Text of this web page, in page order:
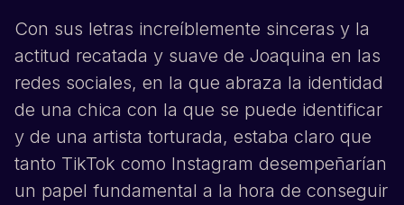
Con sus letras increíblemente sinceras y la
actitud recatada y suave de Joaquina en las
redes sociales, en la que abraza la identidad
de una chica con la que se puede identificar
y de una artista torturada, estaba claro que
tanto TikTok como Instagram desempeñarían
un papel fundamental a la hora de conseguir